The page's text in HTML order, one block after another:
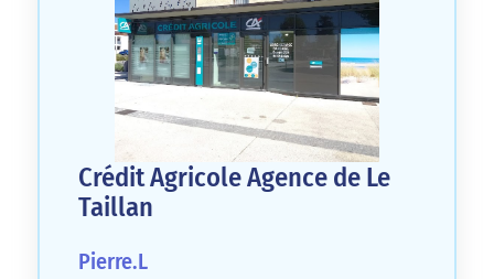
Crédit Agricole Agence de Le
Taillan
Pierre.L